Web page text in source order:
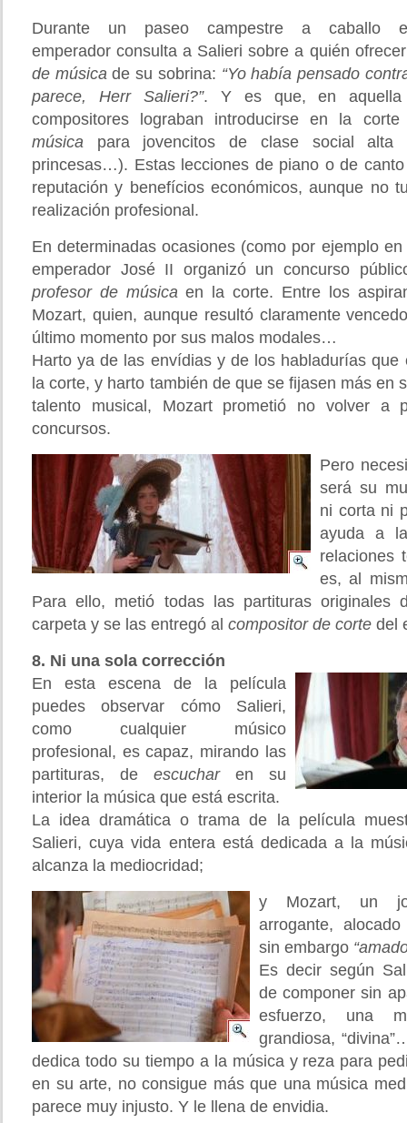
Durante un paseo campestre a caballo
emperador consulta a Salieri sobre a quién
de músicade su sobrina: “Yo había pensado
parece, Herr Salieri?”. Y es que, en aquella
compositores lograban introducirse en la
música para jovencitos de clase social alta
princesas…). Estas lecciones de piano o de
reputación y benefícios económicos, aunque no
realización profesional.
En determinadas ocasiones (como por ejemplo
emperador José II organizó un concurso
profesor de músicaen la corte. Entre los
Mozart, quien, aunque resultó claramente
último momento por sus malos modales…
Harto ya de las envídias y de los habladurías que
la corte, y harto también de que se fijasen más en
talento musical, Mozart prometió no volver a
concursos.
Pero
será su
ni corta ni
ayuda a
relaciones
es, al
Para ello, metió todas las partituras originales
carpeta y se las entregó al compositor de corte del
8. Ni una sola corrección
En esta escena de la película
puedes observar cómo Salieri,
como cualquier músico
profesional, es capaz, mirando las
partituras, de escucharen su
interior la música que está escrita.
La idea dramática o trama de la película
Salieri, cuya vida entera está dedicada a la
alcanza la mediocridad;
y Mozart, un
arrogante,
sin embargo
Es decir según
de componer sin
esfuerzo, una
grandiosa,
dedica todo su tiempo a la música y reza para
en su arte, no consigue más que una música
parece muy injusto. Y le llena de envidia.